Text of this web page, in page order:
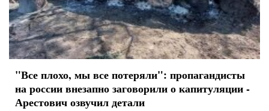
"Все плохо, мы все потеряли": пропагандисты
на россии внезапно заговорили о капитуляции -
Арестович озвучил детали